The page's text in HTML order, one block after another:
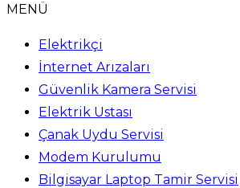
MENÜ
Elektrikçi
İnternet Arızaları
Güvenlik Kamera Servisi
Elektrik Ustası
Çanak Uydu Servisi
Modem Kurulumu
Bilgisayar Laptop Tamir Servisi